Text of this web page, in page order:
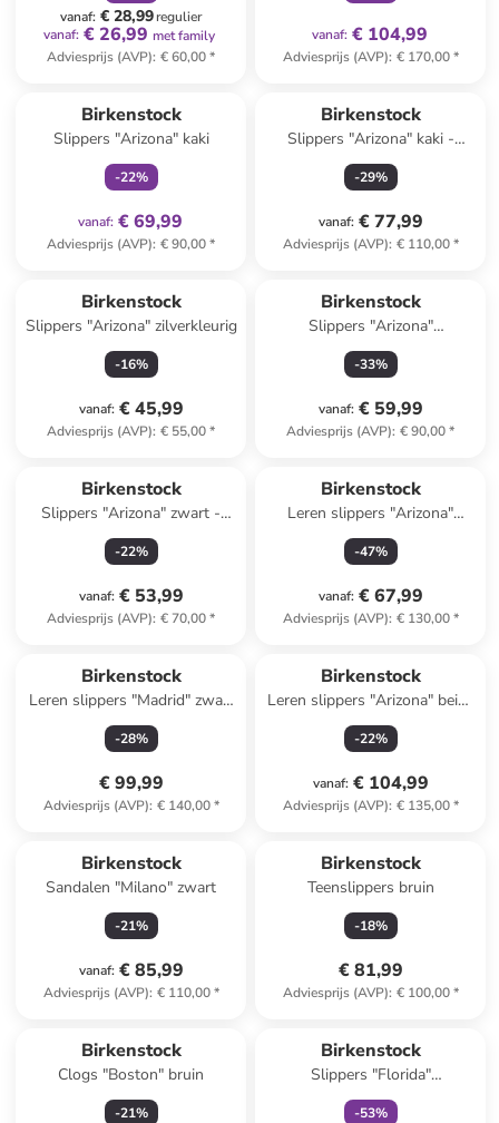
vanaf: € 28,99regulier
vanaf: € 26,99 met family
Adviesprijs (AVP): € 60,00*
vanaf: € 104,99
Adviesprijs (AVP): € 170,00*
Birkenstock
Slippers "Arizona" kaki
-22%
vanaf: € 69,99
Adviesprijs (AVP): € 90,00*
Birkenstock
Slippers "Arizona" kaki -
wijdte S
-29%
vanaf: € 77,99
Adviesprijs (AVP): € 110,00*
Birkenstock
Slippers "Arizona" zilverkleurig
-16%
vanaf: € 45,99
Adviesprijs (AVP): € 55,00*
Birkenstock
Slippers "Arizona"
donkerblauw - wijdte S
-33%
vanaf: € 59,99
Adviesprijs (AVP): € 90,00*
Birkenstock
Slippers "Arizona" zwart -
wijdte S
-22%
vanaf: € 53,99
Adviesprijs (AVP): € 70,00*
Birkenstock
Leren slippers "Arizona"
lichtbruin
-47%
vanaf: € 67,99
Adviesprijs (AVP): € 130,00*
Birkenstock
Leren slippers "Madrid" zwart
- wijdte S
-28%
€ 99,99
Adviesprijs (AVP): € 140,00*
Birkenstock
Leren slippers "Arizona" beige
- wijdte N
-22%
vanaf: € 104,99
Adviesprijs (AVP): € 135,00*
Birkenstock
Sandalen "Milano" zwart
-21%
vanaf: € 85,99
Adviesprijs (AVP): € 110,00*
Birkenstock
Teenslippers bruin
-18%
€ 81,99
Adviesprijs (AVP): € 100,00*
Birkenstock
Clogs "Boston" bruin
-21%
Birkenstock
Slippers "Florida"
donkerblauw
-53%